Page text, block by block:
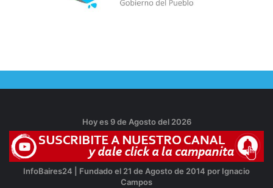
Hoy es 9 de Agosto del 2026
InfoBaires24 | Fundado el 21 de Agosto de 2014 por Ignacio
Campos